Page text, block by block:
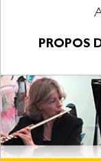
PROPOS